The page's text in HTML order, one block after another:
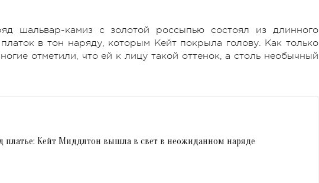
шальвар-камиз с золотой россыпью состоял из длинного
в тон наряду, которым Кейт покрыла голову. Как только
отметили, что ей к лицу такой оттенок, а столь необычный
платье: Кейт Миддлтон вышла в свет в неожиданном наряде